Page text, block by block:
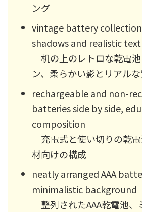
ング
vintage battery
shadows and realistic
机の上のレトロな乾電
ン、柔らかい影とリアル
rechargeable and non-
batteries side by side,
composition
充電式と使い切りの乾
材向けの構成
neatly arranged AAA
minimalistic background
整列されたAAA乾電池、